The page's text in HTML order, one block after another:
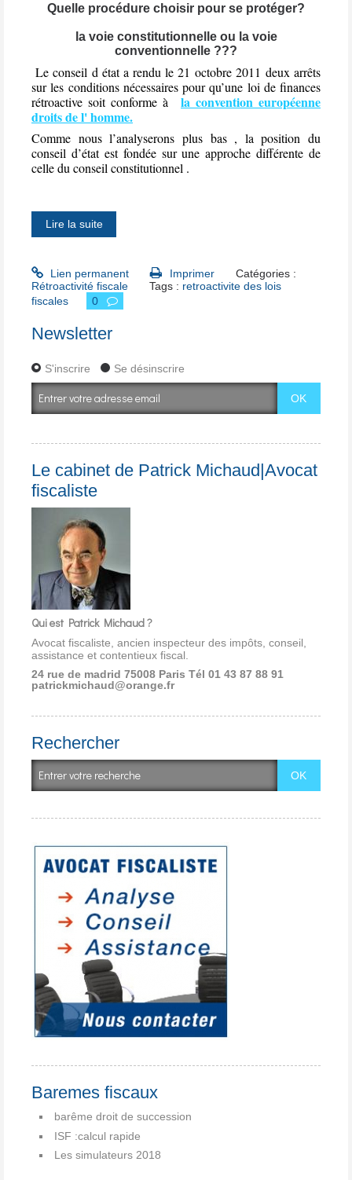
Quelle procédure choisir pour se protéger?
la voie constitutionnelle ou la voie
conventionnelle ???
Le conseil d état a rendu le 21 octobre 2011 deux arrêts
sur les conditions nécessaires pour qu’une loi de finances
rétroactive soit conforme à
la convention européenne
droits de l' homme.
Comme nous l’analyserons plus bas , la position du
conseil d’état est fondée sur une approche différente de
celle du conseil constitutionnel .
Lire la suite
Lien permanent Imprimer
Catégories :
Rétroactivité fiscale
Tags : retroactivite des lois
fiscales
0
Newsletter
S'inscrire Se désinscrire
Le cabinet de Patrick Michaud|Avocat
fiscaliste
Qui est Patrick Michaud ?
Avocat fiscaliste, ancien inspecteur des impôts, conseil,
assistance et contentieux fiscal.
24 rue de madrid 75008 Paris Tél 01 43 87 88 91
patrickmichaud@orange.fr
Rechercher
Baremes fiscaux
barême droit de succession
ISF :calcul rapide
Les simulateurs 2018